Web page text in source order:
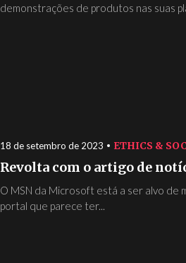
demonstrações de produtos nas suas
18 de setembro de 2023 ETHICS &
Revolta com o artigo de
O MSN da Microsoft está a ser alvo de
portal que parece ter...